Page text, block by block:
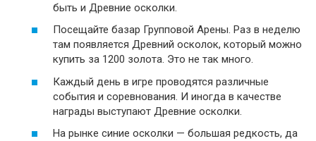
быть и Древние осколки.
Посещайте базар Групповой Арены. Раз в неделю
там появляется Древний осколок, который можно
купить за 1200 золота. Это не так много.
Каждый день в игре проводятся различные
события и соревнования. И иногда в качестве
награды выступают Древние осколки.
На рынке синие осколки — большая редкость, да